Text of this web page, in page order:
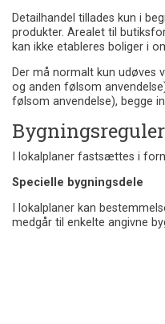
Detailhandel tillades kun i
produkter. Arealet til
kan ikke etableres boliger i
Der må normalt kun udøves
og anden følsom
følsom anvendelse), begge
I lokalplaner fastsættes i
Specielle bygningsdele
I lokalplaner kan
medgår til enkelte angivne